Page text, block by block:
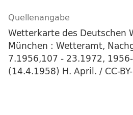
Quellenangabe
Wetterkarte des Deutschen
München : Wetteramt,
7.1956,107 - 23.1972,
(14.4.1958) H. April. / CC-